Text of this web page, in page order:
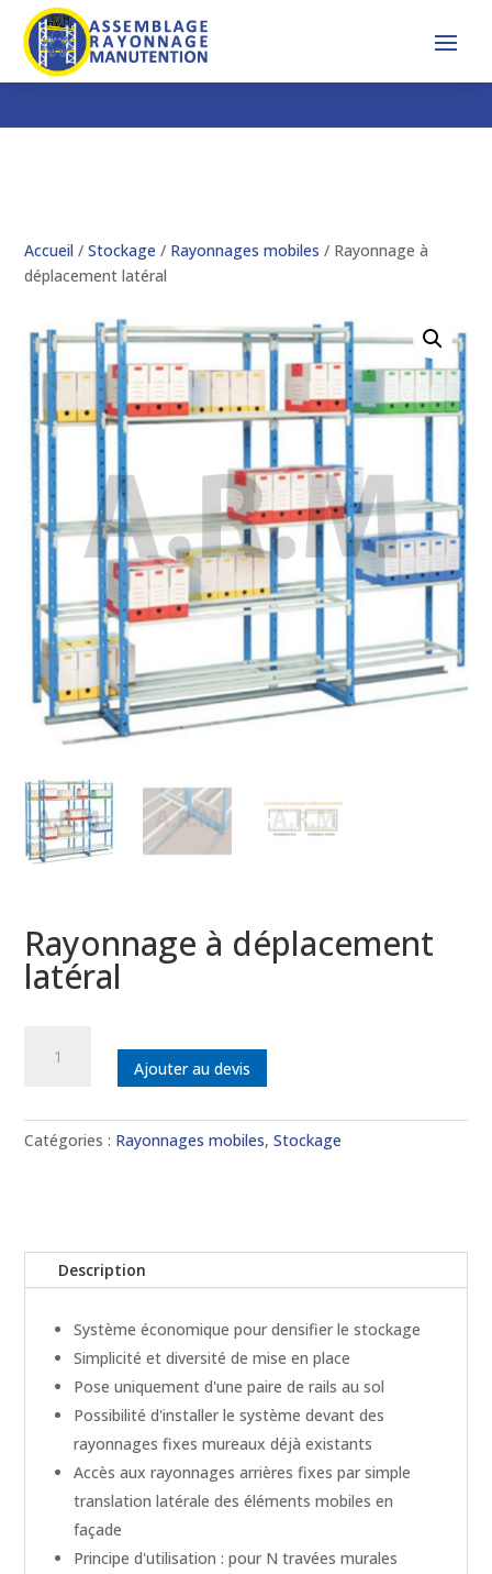
Accueil /Stockage / Rayonnages mobiles / Rayonnage à
déplacement latéral
Rayonnage à déplacement
latéral
déplacement
Ajouter au devis
Catégories : Rayonnages mobiles,Stockage
Description
Système économique pour densifier le stockage
Simplicité et diversité de mise en place
Pose uniquement d'une paire de rails au sol
Possibilité d'installer le système devant des
rayonnages fixes mureaux déjà existants
Accès aux rayonnages arrières fixes par simple
translation latérale des éléments mobiles en
façade
Principe d'utilisation : pour N travées murales